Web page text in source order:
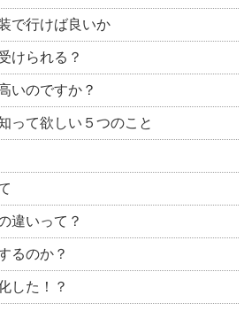
で行けば良いか
けられる？
いのですか？
って欲しい５つのこと
違いって？
るのか？
した！？